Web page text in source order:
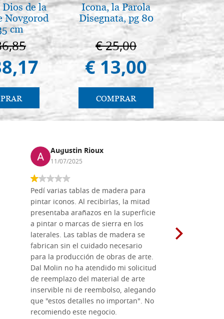
de la
Novgorod
cm
Icona, la Parola
Disegnata, pg 80
€ 25,00
€ 13,00
COMPRAR
Il
The
€
€
Augustin Rioux
11/07/2025
Pedí varias tablas de madera para
pintar iconos. Al recibirlas, la mitad
presentaba arañazos en la superficie
a pintar o marcas de sierra en los
laterales. Las tablas de madera se
fabrican sin el cuidado necesario
para la producción de obras de arte.
Dal Molin no ha atendido mi solicitud
de reemplazo del material de arte
inservible ni de reembolso, alegando
que "estos detalles no importan". No
recomiendo este negocio.